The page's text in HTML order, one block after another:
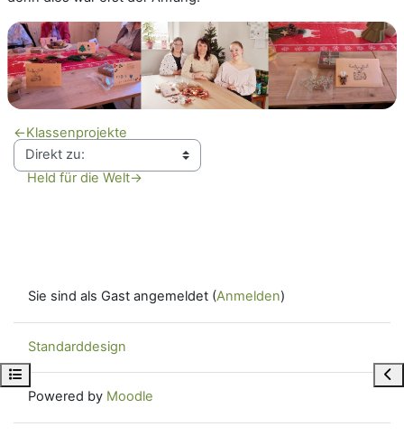
Kursindex öffnen
←Klassenprojekte
→
Held für die Welt
Sie sind als Gast angemeldet (Anmelden)
Standarddesign
Powered by Moodle